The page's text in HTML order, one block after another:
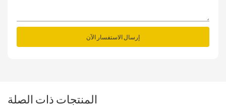
إرسال الاستفسار الآن
المنتجات ذات الصلة